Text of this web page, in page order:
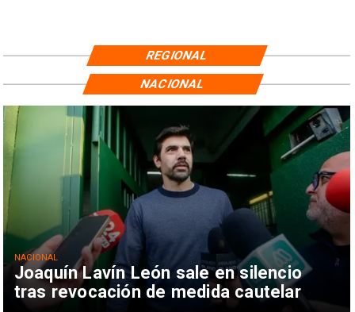
REGIONAL
Joaquín Lavín León sale en silencio
tras revocación de medida cautelar
NACIONAL
NACIONAL